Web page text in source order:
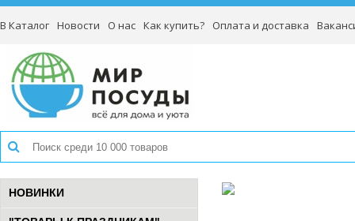
В Каталог Новости О нас Как купить? Оплата и доставка
НОВИНКИ